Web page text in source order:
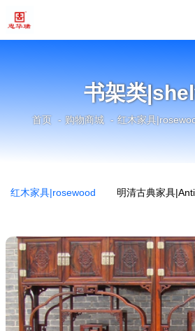
书架类
首页 购物商城 红木家具
红木家具|rosewood 明清古典家具